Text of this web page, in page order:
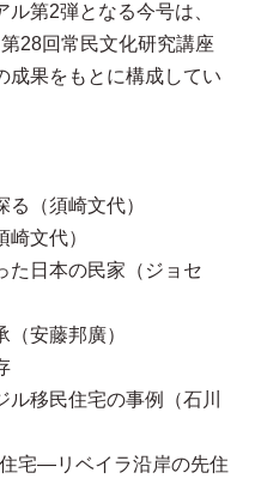
第2弾となる今号は、
28回常民文化研究講座
成果をもとに構成してい
る（須崎文代）
文代）
た日本の民家（ジョセ
安藤邦廣）
移民住宅の事例（石川
宅—リベイラ沿岸の先住